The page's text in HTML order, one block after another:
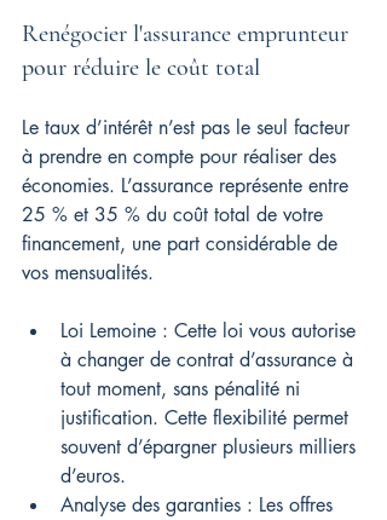
Renégocier l'assurance emprunteur
pour réduire le coût total
Le taux d’intérêt n’est pas le seul facteur
à prendre en compte pour réaliser des
économies. L’assurance représente entre
25 % et 35 % du coût total de votre
financement, une part considérable de
vos mensualités.
Loi Lemoine : Cette loi vous autorise
à changer de contrat d’assurance à
tout moment, sans pénalité ni
justification. Cette flexibilité permet
souvent d’épargner plusieurs milliers
d’euros.
Analyse des garanties : Les offres